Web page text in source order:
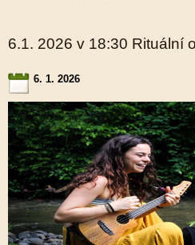
6.1. 2026 v 18:30 Rituální
6. 1. 2026